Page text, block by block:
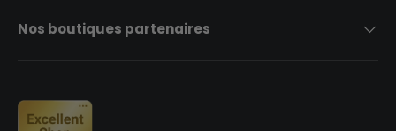
Nos boutiques partenaires